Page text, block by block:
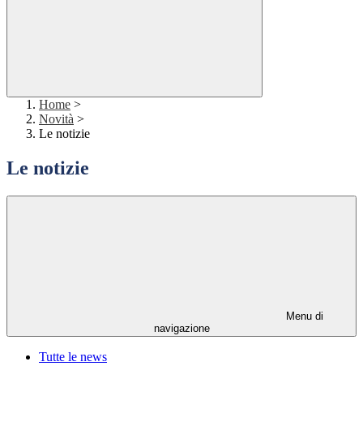
Home >
Novità >
Le notizie
Le notizie
Menu di
navigazione
Tutte le news